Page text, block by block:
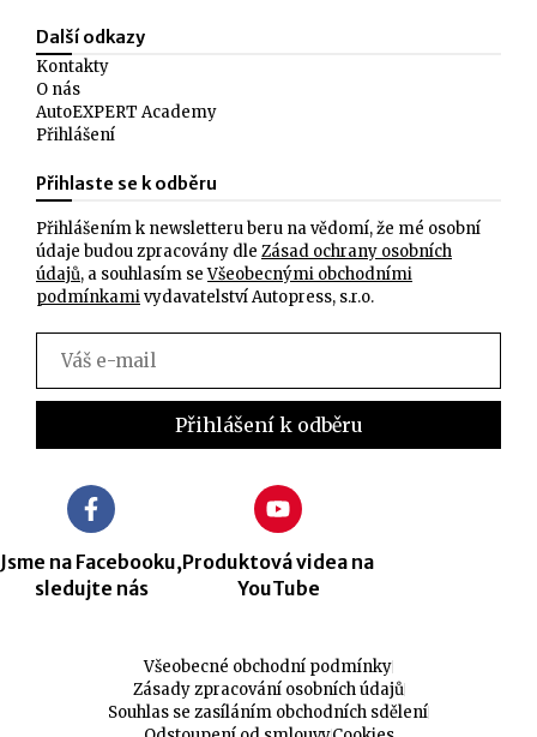
Další odkazy
Kontakty
O nás
AutoEXPERT Academy
Přihlášení
Přihlaste se k odběru
Přihlášením k newsletteru beru na vědomí, že mé osobní
údaje budou zpracovány dle Zásad ochrany osobních
údajů, a souhlasím seVšeobecnými obchodními
podmínkamivydavatelství Autopress, s.r.o.
Jsme na Facebooku,
sledujte nás
Produktová videa na
YouTube
Všeobecné obchodní podmínky
Zásady zpracování osobních údajů
Souhlas se zasíláním obchodních sdělení